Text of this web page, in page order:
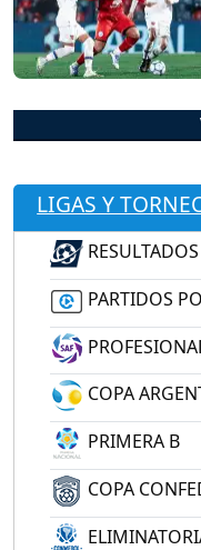
LIGAS Y
PARTIDOS
COPA
PRIMERA B
COPA